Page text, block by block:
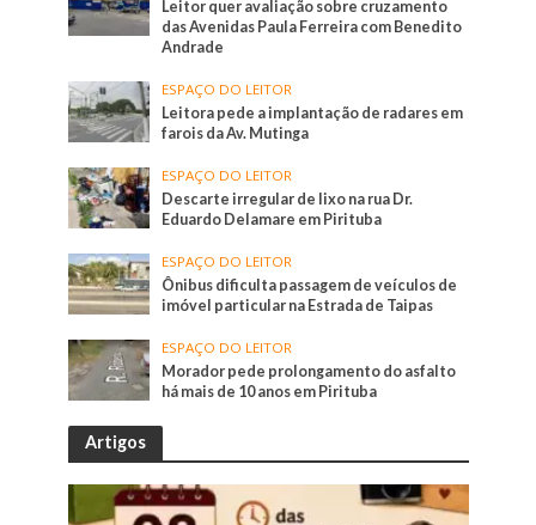
Leitor quer avaliação sobre cruzamento
das Avenidas Paula Ferreira com Benedito
Andrade
ESPAÇO DO LEITOR
Leitora pede a implantação de radares em
farois da Av. Mutinga
ESPAÇO DO LEITOR
Descarte irregular de lixo na rua Dr.
Eduardo Delamare em Pirituba
ESPAÇO DO LEITOR
Ônibus dificulta passagem de veículos de
imóvel particular na Estrada de Taipas
ESPAÇO DO LEITOR
Morador pede prolongamento do asfalto
há mais de 10 anos em Pirituba
Artigos